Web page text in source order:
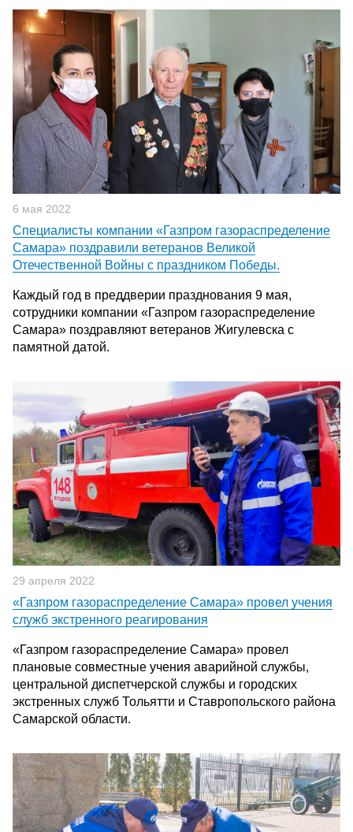
6 мая 2022
Специалисты компании «Газпром газораспределение
Самара» поздравили ветеранов Великой
Отечественной Войны с праздником Победы.
Каждый год в преддверии празднования 9 мая,
сотрудники компании «Газпром газораспределение
Самара» поздравляют ветеранов Жигулевска с
памятной датой.
29 апреля 2022
«Газпром газораспределение Самара» провел учения
служб экстренного реагирования
«Газпром газораспределение Самара» провел
плановые совместные учения аварийной службы,
центральной диспетчерской службы и городских
экстренных служб Тольятти и Ставропольского района
Самарской области.